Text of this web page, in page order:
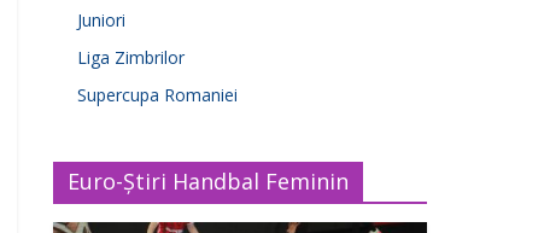
Juniori
Liga Zimbrilor
Supercupa Romaniei
Euro-Știri Handbal Feminin